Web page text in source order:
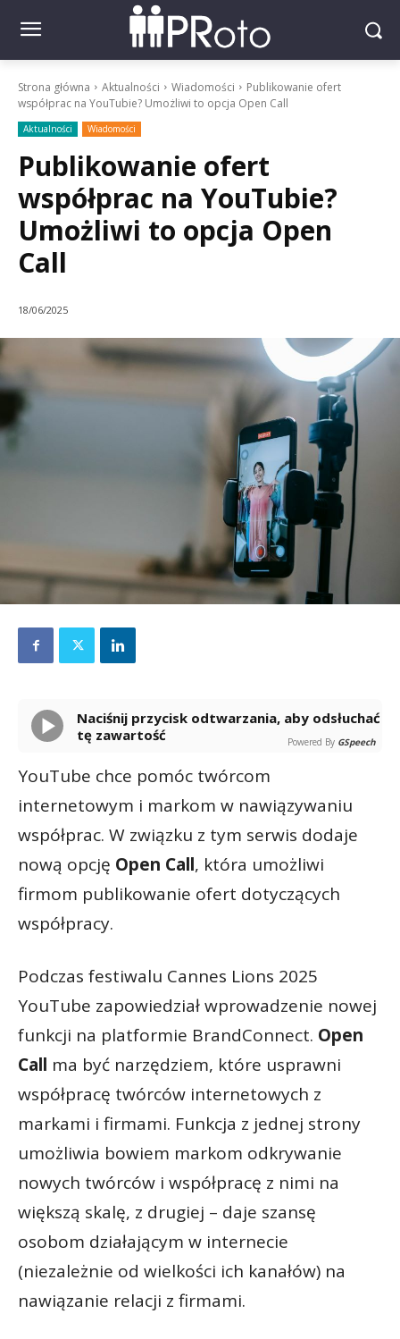
Strona główna Aktualności Wiadomości
Publikowanie ofert
współprac na YouTubie? Umożliwi to opcja Open Call
Aktualności Wiadomości
Publikowanie ofert
współprac na YouTubie?
Umożliwi to opcja Open
Call
18/06/2025
Naciśnij przycisk odtwarzania, aby odsłuchać
tę zawartość
Powered By GSpeech
YouTube chce pomóc twórcom
internetowym i markom w nawiązywaniu
współprac. W związku z tym serwis dodaje
nową opcję Open Call, która umożliwi
firmom publikowanie ofert dotyczących
współpracy.
Podczas festiwalu Cannes Lions 2025
YouTube zapowiedział wprowadzenie nowej
funkcji na platformie BrandConnect. Open
Call ma być narzędziem, które usprawni
współpracę twórców internetowych z
markami i firmami. Funkcja z jednej strony
umożliwia bowiem markom odkrywanie
nowych twórców i współpracę z nimi na
większą skalę, z drugiej – daje szansę
osobom działającym w internecie
(niezależnie od wielkości ich kanałów) na
nawiązanie relacji z firmami.